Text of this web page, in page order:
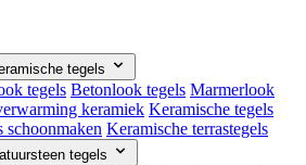
tegels
tegels Betonlook tegels Marmerlook
keramiek Keramische tegels
schoonmaken Keramische terrastegels
tegels